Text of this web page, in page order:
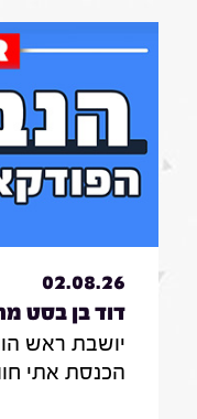
02.08.26
דוד בן בסט
לעובדים
עטיה|31.7.26
יושבת ראש
הכנסת אתי